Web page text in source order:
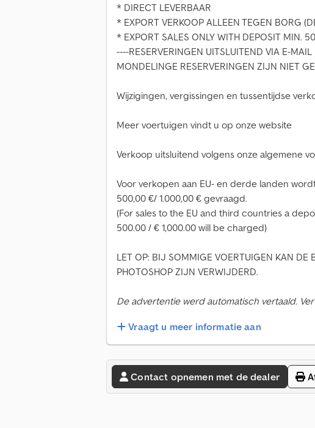
* DIRECT LEVERBAAR
* EXPORT VERKOOP ALLEEN TEGEN BORG
* EXPORT SALES ONLY WITH DEPOSIT MIN.
----RESERVERINGEN UITSLUITEND VIA E-
MONDELINGE RESERVERINGEN ZIJN NIET
Wijzigingen, vergissingen en tussentijdse
Meer voertuigen vindt u op onze website
Verkoop uitsluitend volgens onze algemene
Voor verkopen aan EU- en derde landen
500,00 €/ 1.000,00 € gevraagd.
(For sales to the EU and third countries a
500.00 / € 1,000.00 will be charged)
LET OP: BIJ SOMMIGE VOERTUIGEN KAN DE
PHOTOSHOP ZIJN VERWIJDERD.
De advertentie werd automatisch vertaald.
Vraagt u meer informatie aan
Contact opnemen met de dealer